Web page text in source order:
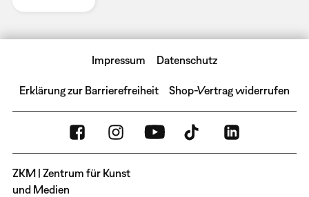
Impressum Datenschutz
Erklärung zur Barrierefreiheit Shop-Vertrag widerrufen
ZKM | Zentrum für Kunst
und Medien